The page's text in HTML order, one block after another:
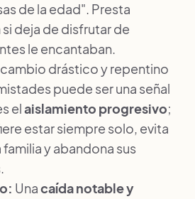
de la edad". Presta
deja de disfrutar de
le encantaban.
cambio drástico y repentino
puede ser una señal
elaislamiento progresivo;
estar siempre solo, evita
y abandona sus
Unacaída notable y